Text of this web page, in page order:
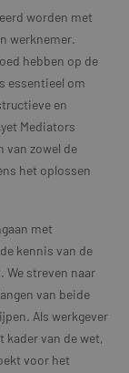
worden met
werknemer.
hebben op de
essentieel om
en
Mediators
van zowel de
het oplossen
met
kennis van de
We streven naar
van beide
Als werkgever
kader van de wet,
voor het